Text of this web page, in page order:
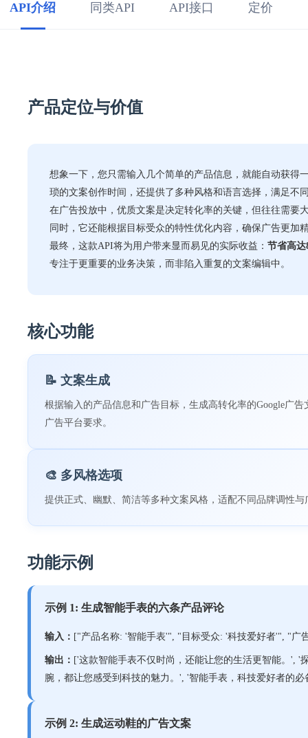
30
32
// 使用示例
API介绍 同类API API接口 定价
产品定位与价值
想象一下，您只需输入几个简单的产品信息，就能自动获得
琐的文案创作时间，还提供了多种风格和语言选择，满足不
在广告投放中，优质文案是决定转化率的关键，但往往需要
同时，它还能根据目标受众的特性优化内容，确保广告更加
最终，这款API将为用户带来显而易见的实际收益： 节省高
专注于更重要的业务决策，而非陷入重复的文案编辑中。
核心功能
📝 文案生成
根据输入的产品信息和广告目标，生成高转化率的Google广告
广告平台要求。
🎨 多风格选项
提供正式、幽默、简洁等多种文案风格，适配不同品牌调性与
功能示例
示例 1: 生成智能手表的六条产品评论
输入： ["产品名称: '智能手表'", "目标受众: '科技爱好者'", "
输出： ['这款智能手表不仅时尚，还能让您的生活更智能。', '
腕，都让您感受到科技的魅力。', '智能手表，科技爱好者的
示例 2: 生成运动鞋的广告文案